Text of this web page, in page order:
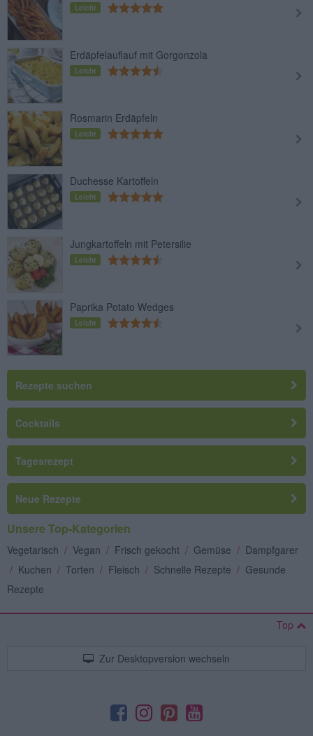
Leicht
Erdäpfelauflauf mit Gorgonzola
Leicht
Rosmarin Erdäpfeln
Leicht
Duchesse Kartoffeln
Leicht
Jungkartoffeln mit Petersilie
Leicht
Paprika Potato Wedges
Leicht
Rezepte suchen
Cocktails
Tagesrezept
Neue Rezepte
Unsere Top-Kategorien
Vegetarisch / Vegan / Frisch gekocht / Gemüse / Dampfgarer
/ Kuchen / Torten / Fleisch / Schnelle Rezepte / Gesunde
Rezepte
Top
Zur Desktopversion wechseln